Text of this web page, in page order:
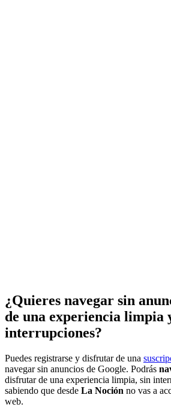
¿Quieres navegar sin
de una experiencia limpia
interrupciones?
Puedes registrarse y disfrutar de una
navegar sin anuncios de Google. Podrás
disfrutar de una experiencia limpia, sin
sabiendo que desde La Noción no vas a
web.